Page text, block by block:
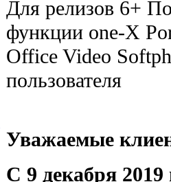
Для релизов 6+
функции one-X
Office Video
пользователя
Уважаемые
С 9 декабря